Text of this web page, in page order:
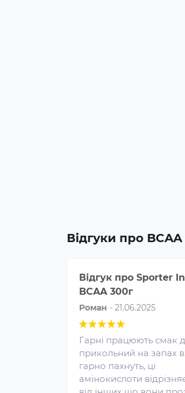
Відгуки про BCAA
Відгук про Sporter
BCAA 300г
Роман - 21.06.2025
Гарні працюють смак
прикольний на запах
гарно пахнуть, ці
амінокислоти
Протеїн для